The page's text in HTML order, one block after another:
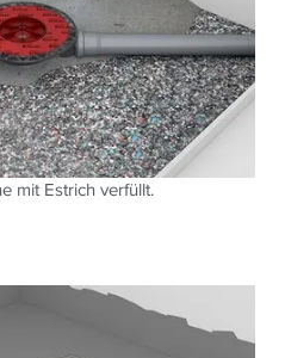
mit Estrich verfüllt.